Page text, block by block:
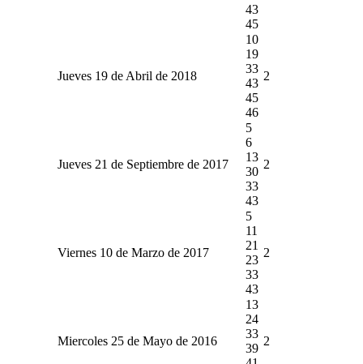
43
45
Jueves 19 de Abril de 2018
10
19
33
43
45
46
2
Jueves 21 de Septiembre de 2017
5
6
13
30
33
43
2
Viernes 10 de Marzo de 2017
5
11
21
23
33
43
2
Miercoles 25 de Mayo de 2016
13
24
33
39
2